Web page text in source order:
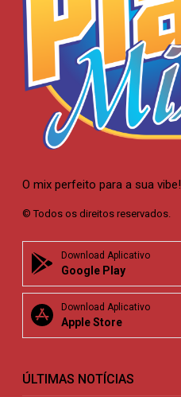
O mix perfeito para a sua vibe!
© Todos os direitos reservados.
Download Aplicativo
Google Play
Download Aplicativo
Apple Store
ÚLTIMAS NOTÍCIAS